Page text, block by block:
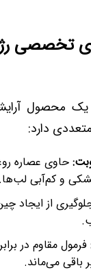
تخصصی
یک محصول
دارد:
حاوی عصاره
و کم‌آبی لب‌ها.
از ایجاد
فرمول مقاوم در
باقی می‌ماند.